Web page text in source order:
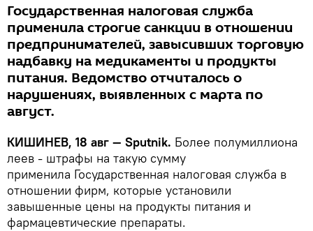
Государственная налоговая служба
применила строгие санкции в отношении
предпринимателей, завысивших торговую
надбавку на медикаменты и продукты
питания. Ведомство отчиталось о
нарушениях, выявленных с марта по
август.
КИШИНЕВ, 18 авг — Sputnik. Более полумиллиона
леев - штрафы на такую сумму
применила Государственная налоговая служба в
отношении фирм, которые установили
завышенные цены на продукты питания и
фармацевтические препараты.